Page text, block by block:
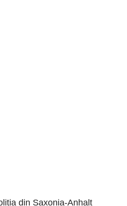
din Saxonia-Anhalt